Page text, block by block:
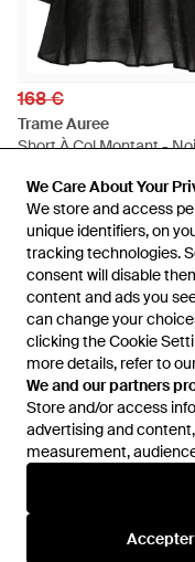
We Care About Your
We store and access
unique identifiers, on
tracking technologies.
consent will disable
content and ads you
can change your
clicking the Cookie
more details, refer to
We and our partners
Store and/or access
advertising and
measurement,
We Care About Your
We store and access
unique identifiers, on
tracking technologies.
consent will disable
content and ads you
can change your
clicking the Cookie
more details, refer to
We and our partners
Store and/or access
advertising and
measurement,
168 €
Trame Auree
Short À Col Montant -
ÉPUISÉ
International